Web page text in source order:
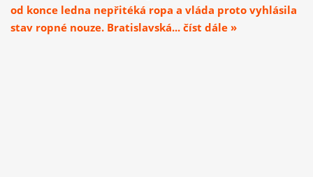
od konce ledna nepřitéká ropa a vláda proto vyhlásila
stav ropné nouze. Bratislavská... číst dále »